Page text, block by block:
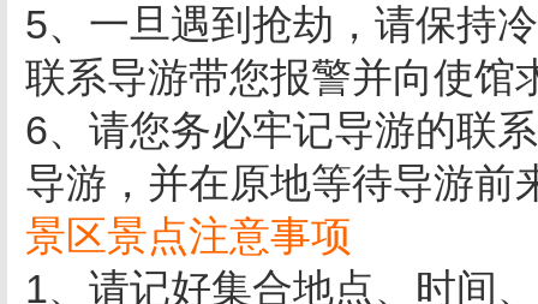
5、一旦遇到抢劫，请保持
联系导游带您报警并向使馆
6、请您务必牢记导游的联
导游，并在原地等待导游前
景区景点注意事项
1、请记好集合地点、时间